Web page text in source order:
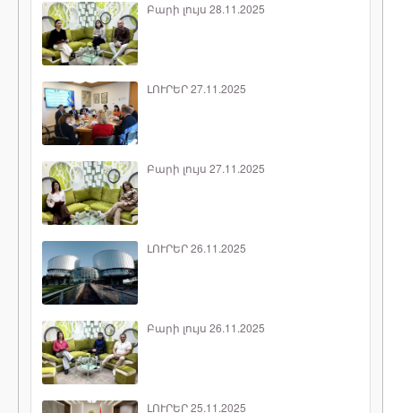
Բարի լույս 28.11.2025
ԼՈՒՐԵՐ 27.11.2025
Բարի լույս 27.11.2025
ԼՈՒՐԵՐ 26.11.2025
Բարի լույս 26.11.2025
ԼՈՒՐԵՐ 25.11.2025